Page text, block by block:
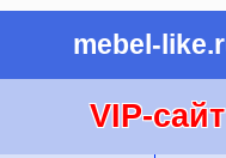
mebel-
VIP-сайт